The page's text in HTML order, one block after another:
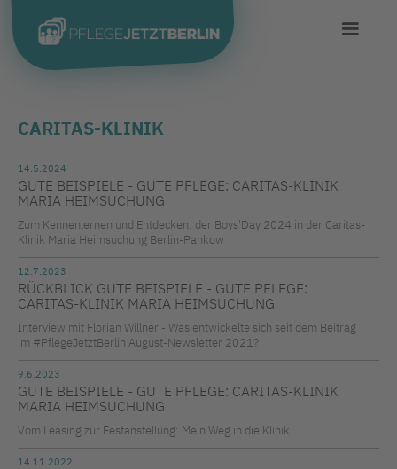
CARITAS-KLINIK
14.5.2024
GUTE BEISPIELE - GUTE PFLEGE: CARITAS-KLINIK
MARIA HEIMSUCHUNG
Zum Kennenlernen und Entdecken: der Boys'Day 2024 in der Caritas-
Klinik Maria Heimsuchung Berlin-Pankow
12.7.2023
RÜCKBLICK GUTE BEISPIELE - GUTE PFLEGE:
CARITAS-KLINIK MARIA HEIMSUCHUNG
Interview mit Florian Willner - Was entwickelte sich seit dem Beitrag
im #PflegeJetztBerlin August-Newsletter 2021?
9.6.2023
GUTE BEISPIELE - GUTE PFLEGE: CARITAS-KLINIK
MARIA HEIMSUCHUNG
Vom Leasing zur Festanstellung: Mein Weg in die Klinik
14.11.2022